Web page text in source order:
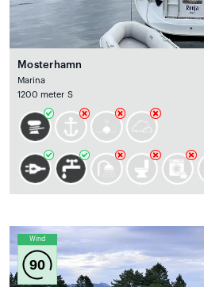
Mosterhamn
Marina
1200 meter S
Wind
90